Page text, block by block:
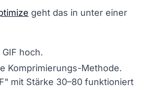
geht das in unter einer
hoch.
Komprimierungs-Methode.
mit Stärke 30–80 funktioniert